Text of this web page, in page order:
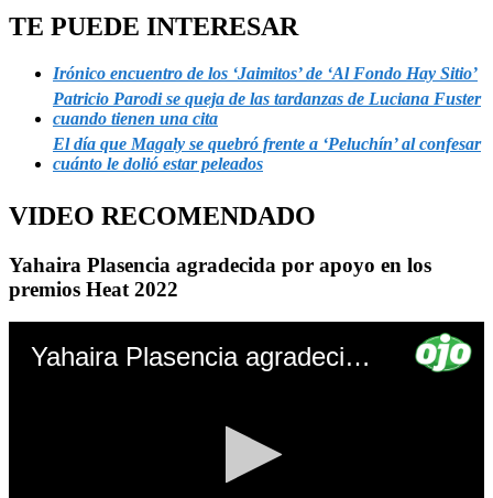
TE PUEDE INTERESAR
Irónico encuentro de los ‘Jaimitos’ de ‘Al Fondo Hay Sitio’
Patricio Parodi se queja de las tardanzas de Luciana Fuster
cuando tienen una cita
El día que Magaly se quebró frente a ‘Peluchín’ al confesar
cuánto le dolió estar peleados
VIDEO RECOMENDADO
Yahaira Plasencia agradecida por apoyo en los
premios Heat 2022
Yahaira Plasencia agradecida por apoyo en los premios Heat 2022